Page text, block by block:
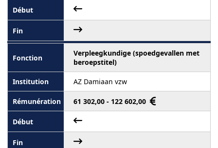
Verpleegkundige (spoedgevallen met
beroepstitel)
AZ Damiaan vzw
61 302,00 - 122 602,00